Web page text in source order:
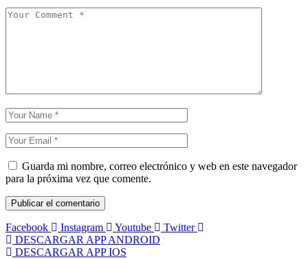
Guarda mi nombre, correo electrónico y web en este navegador
para la próxima vez que comente.
Facebook Instagram Youtube
Twitter
DESCARGAR APP ANDROID
DESCARGAR APP IOS